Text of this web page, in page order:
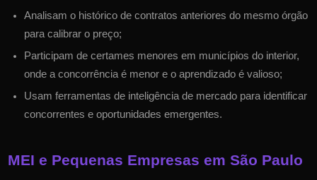
Analisam o histórico de contratos anteriores do mesmo órgão
para calibrar o preço;
Participam de certames menores em municípios do interior,
onde a concorrência é menor e o aprendizado é valioso;
Usam ferramentas de inteligência de mercado para identificar
concorrentes e oportunidades emergentes.
MEI e Pequenas Empresas emSão Paulo